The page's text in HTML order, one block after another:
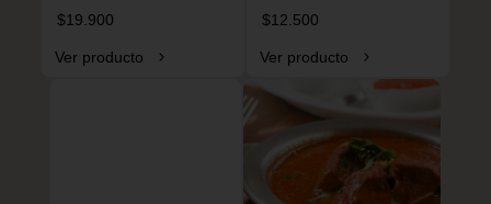
$19.900
Ver producto
picante.
$12.500
Ver producto